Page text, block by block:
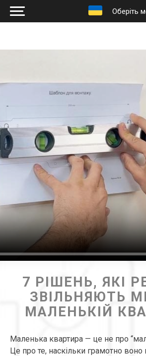
Оберіть
7 РІШЕНЬ, ЯКІ
ЗВІЛЬНЯЮТЬ
МАЛЕНЬКІЙ
Маленька квартира — це не про
Це про те, наскільки грамотно воно